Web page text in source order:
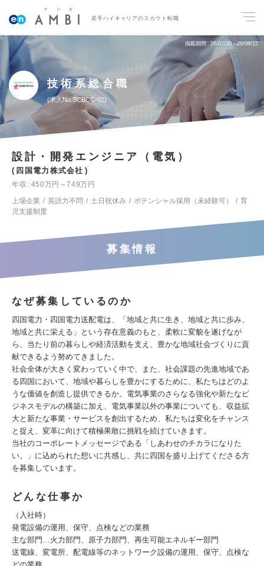
若手ハイキャリアのスカウト転職
掲載期間 26/07/30～26/08/12
技術系総合職
求人No.SCBCC-02
設計・開発エンジニア（電気）
四国電力株式会社
年収
450万円～749万円
上場企業
英語力不問 土日祝休み ポテンシャル採用（未経験可）
育
児支援制度
募集情報
なぜ募集しているのか
四国電力・四国電力送配電は、「地域と共に生き、地域と共に歩み、
地域と共に栄える」という存在意義のもと、柔軟に変貌を遂げなが
ら、当たり前の暮らしや経済活動を支え、豊かな地域社会づくりに貢
献できるよう努めてきました。
社会全体が大きく変わっていく中で、また、社会課題の先進地域であ
る四国において、地域や暮らしを豊かにするために、私たちはどのよ
うな価値を創造し提供できるか。電気事業のさらなる強化や新たなビ
ジネスモデルの構築に加え、電気事業以外の事業についても、収益拡
大と新たな事業・サービスを創出するため、私たちは変化をチャンス
と捉え、変革に向けて積極果敢に挑戦を続けていきます。
当社のコーポレートメッセージである「しあわせのチカラになりた
い。」に込められた想いに共感し、共に四国を盛り上げてくださる方
を募集しています。
どんな仕事か
（入社時）
発電設備の運用、保守、点検などの業務
主な部門…火力部門、原子力部門、再生可能エネルギー部門
送電線、変電所、配電線等のネットワーク設備の運用、保守、点検な